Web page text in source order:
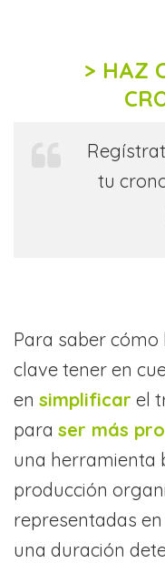
> HAZ
tu
Para saber
clave tener en
en simplificar el
para ser más
una herramienta
producción
representadas
una duración